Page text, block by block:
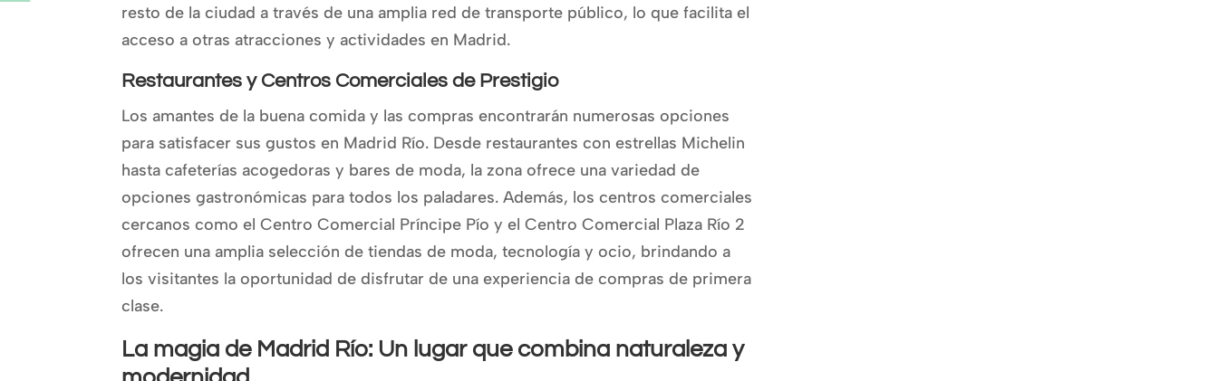
resto de la ciudad a través de una amplia red de transporte público, lo que facilita el
acceso a otras atracciones y actividades en Madrid.
Restaurantes y Centros Comerciales de Prestigio
Los amantes de la buena comida y las compras encontrarán numerosas opciones
para satisfacer sus gustos en Madrid Río. Desde restaurantes con estrellas Michelin
hasta cafeterías acogedoras y bares de moda, la zona ofrece una variedad de
opciones gastronómicas para todos los paladares. Además, los centros comerciales
cercanos como el Centro Comercial Príncipe Pío y el Centro Comercial Plaza Río 2
ofrecen una amplia selección de tiendas de moda, tecnología y ocio, brindando a
los visitantes la oportunidad de disfrutar de una experiencia de compras de primera
clase.
La magia de Madrid Río: Un lugar que combina naturaleza y